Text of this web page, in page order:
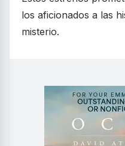
los aficionados a las
misterio.